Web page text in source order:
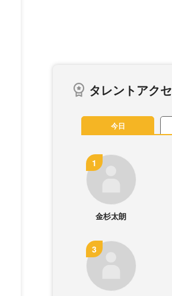
タレントアク
今日
金杉太朗